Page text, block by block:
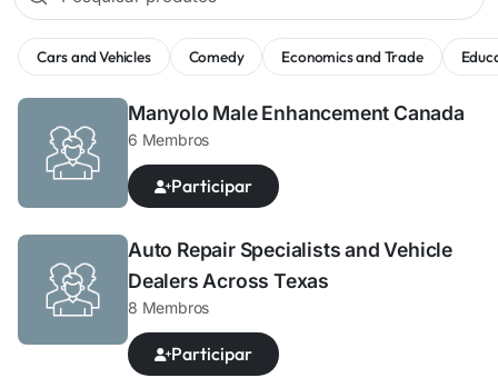
Cars and Vehicles Comedy Economics and Trade
Manyolo Male Enhancement Canada
6 Membros
Participar
Auto Repair Specialists and Vehicle
Dealers Across Texas
8 Membros
Participar